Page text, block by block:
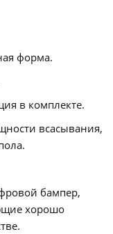
форма.
в комплекте.
всасывания,
бампер,
хорошо